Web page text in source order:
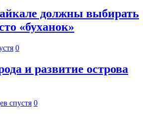
должны выбирать
«буханок»
0
и развитие острова
спустя 0